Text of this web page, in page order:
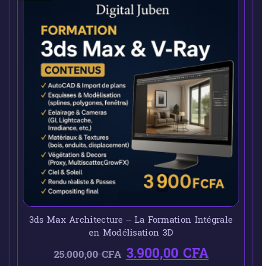
3ds Max Architecture – La Formation Intégrale
en Modélisation 3D
25.000,00CFA 3.900,00CFA